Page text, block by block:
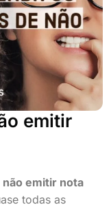
emitir
emitir nota
todas as